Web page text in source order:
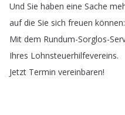
Und Sie haben eine Sache
auf die Sie sich freuen können:
Mit dem Rundum-Sorglos-
Ihres Lohnsteuerhilfevereins.
Jetzt Termin vereinbaren!